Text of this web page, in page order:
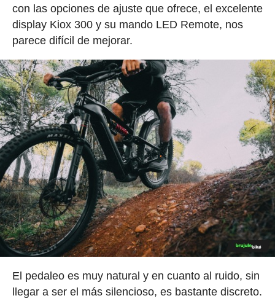
con las opciones de ajuste que ofrece, el excelente
display Kiox 300 y su mando LED Remote, nos
parece difícil de mejorar.
El pedaleo es muy natural y en cuanto al ruido, sin
llegar a ser el más silencioso, es bastante discreto.